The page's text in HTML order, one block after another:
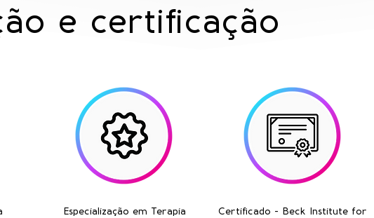
e certificação
Especialização em Terapia
Certificado - Beck Institute for